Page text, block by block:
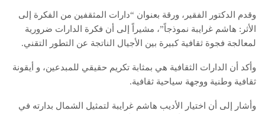
وقدم الدكتور الفقير، ورقة بعنوان “دارات المثقفين من الفكرة إلى
الأثر: هاشم غرايبة نموذجاً”، مشيراً إلى أن فكرة الدارات ضرورية
لمعالجة فجوة ثقافية كبيرة بين الأجيال الناتجة عن التطور التقني.
وأكد أن الدارات الثقافية هي بمثابة تكريم حقيقي للمبدعين، و أيقونة
ثقافية وطنية ووجهة سياحية ثقافية.
وأشار إلى أن اختيار الأديب هاشم غرايبة لتمثيل الشمال بدارته في